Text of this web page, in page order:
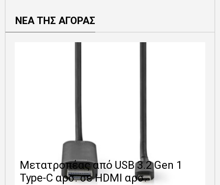
ΝΕΑ ΤΗΣ ΑΓΟΡΑΣ
Μετατροπέας από USB 3.2 Gen 1
Type-C αρσ. σε HDMI αρσ.